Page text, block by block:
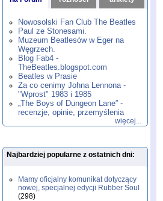
,1982,1983 ,1984,
1985,1986,1987 ,1988,1989,
1990, 1991,1992,1993
1995,1996 ,1997,1998 ,1999,
2000,2001, 2004
2005,2006, 2007
2010,2011,2012,2013,2014
2015,2016, 2017,
2020,2021,2022,2023,2024 ,
2025,2026
Nowosolski Fan Club The Beatles
Paul ze Stonesami.
Muzeum Beatlesów w Eger na
Węgrzech.
Blog Fab4 -
TheBeatles.blogspot.com
Beatles w Prasie
Za co cenimy Johna Lennona -
"Wprost" 1983 i 1985
„The Boys of Dungeon Lane” -
recenzje, opinie, przemyślenia
więcej...
Najbardziej popularne z ostatnich dni:
Mamy oficjalny komunikat dotyczący
nowej, specjalnej edycji Rubber Soul
(298)